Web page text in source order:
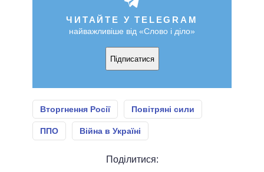
ЧИТАЙТЕ У TELEGRAM
найважливіше від «Слово і діло»
Підписатися
Вторгнення Росії Повітряні сили
ППО Війна в Україні
Поділитися: